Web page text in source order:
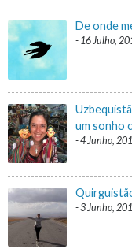
De onde
16 Julho,
um sonho
4 Junho,
3 Junho,